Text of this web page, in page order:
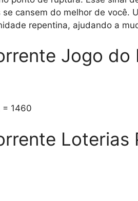
cansem do melhor de
repentina, ajudando a
Jogo do
= 1460
Loterias